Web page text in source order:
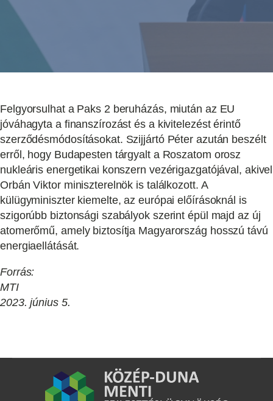
Felgyorsulhat a Paks 2 beruházás, miután az EU
jóváhagyta a finanszírozást és a kivitelezést érintő
szerződésmódosításokat. Szijjártó Péter azután beszélt
erről, hogy Budapesten tárgyalt a Roszatom orosz
nukleáris energetikai konszern vezérigazgatójával, akivel
Orbán Viktor miniszterelnök is találkozott. A
külügyminiszter kiemelte, az európai előírásoknál is
szigorúbb biztonsági szabályok szerint épül majd az új
atomerőmű, amely biztosítja Magyarország hosszú távú
energiaellátását.
Forrás:
MTI
2023. június 5.